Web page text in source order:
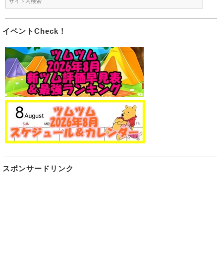
イベントCheck！
スポンサードリンク